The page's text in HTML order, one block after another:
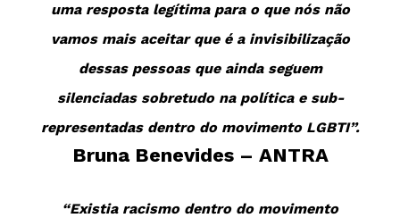
uma resposta legítima para o que nós não
vamos mais aceitar que é a invisibilização
dessas pessoas que ainda seguem
silenciadas sobretudo na política e sub-
representadas dentro do movimento LGBTI”.
Bruna Benevides – ANTRA
“Existia racismo dentro do movimento